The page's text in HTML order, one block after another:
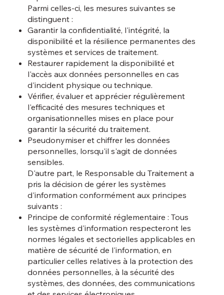
Parmi celles-ci, les mesures suivantes se
distinguent :
Garantir la confidentialité, l'intégrité, la
disponibilité et la résilience permanentes des
systèmes et services de traitement.
Restaurer rapidement la disponibilité et
l'accès aux données personnelles en cas
d'incident physique ou technique.
Vérifier, évaluer et apprécier régulièrement
l'efficacité des mesures techniques et
organisationnelles mises en place pour
garantir la sécurité du traitement.
Pseudonymiser et chiffrer les données
personnelles, lorsqu'il s'agit de données
sensibles.
D'autre part, le Responsable du Traitement a
pris la décision de gérer les systèmes
d'information conformément aux principes
suivants :
Principe de conformité réglementaire : Tous
les systèmes d'information respecteront les
normes légales et sectorielles applicables en
matière de sécurité de l'information, en
particulier celles relatives à la protection des
données personnelles, à la sécurité des
systèmes, des données, des communications